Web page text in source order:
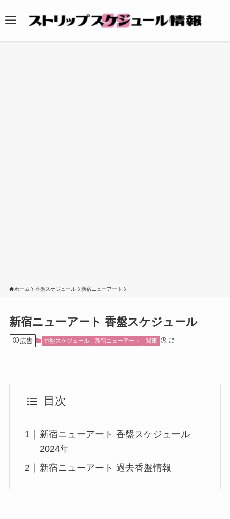
ホーム 香盤スケジュール 新宿ニューアート
新宿ニューアート 香盤スケジュール
広告 香盤スケジュール 新宿ニューアート 関東
目次
新宿ニューアート 香盤スケジュール
2024年
新宿ニューアート 過去香盤情報